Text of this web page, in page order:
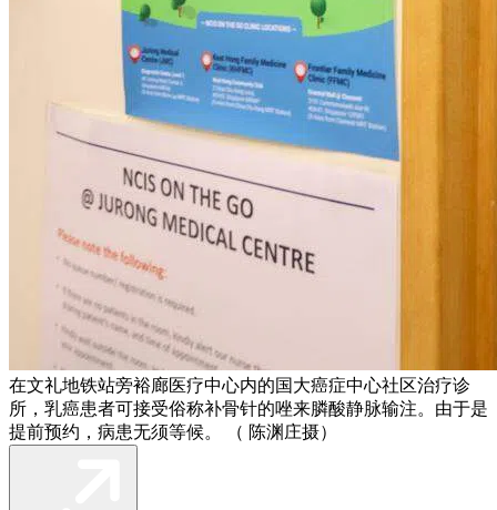
在文礼地铁站旁裕廊医疗中心内的国大癌症中心社区治疗诊
所，乳癌患者可接受俗称补骨针的唑来膦酸静脉输注。由于是
提前预约，病患无须等候。 （ 陈渊庄摄）